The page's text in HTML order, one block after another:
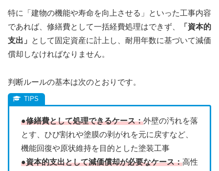
特に「建物の機能や寿命を向上させる」といった工事内容
であれば、修繕費として一括経費処理はできず、
「資本的
支出」
として固定資産に計上し、耐用年数に基づいて減価
償却しなければなりません。
判断ルールの基本は次のとおりです。
●修繕費として処理できるケース：外壁の汚れを落
とす、ひび割れや塗膜の剥がれを元に戻すなど、
機能回復や原状維持を目的とした塗装工事
●資本的支出として減価償却が必要なケース：高性